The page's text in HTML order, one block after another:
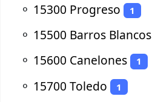
⚬ 15300 Progreso 1
⚬ 15500 Barros Blancos
⚬ 15600 Canelones 1
⚬ 15700 Toledo 1